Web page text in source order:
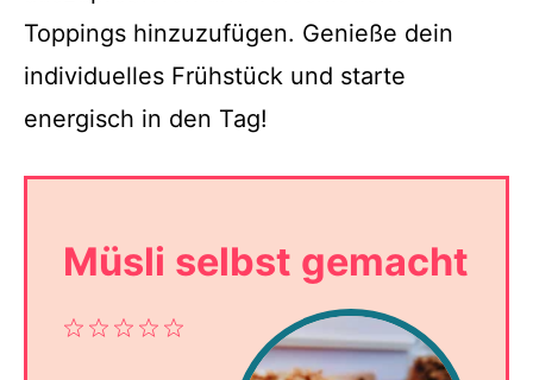
Toppings hinzuzufügen. Genieße dein
individuelles Frühstück und starte
energisch in den Tag!
Müsli selbst gemacht
4
3
2
1